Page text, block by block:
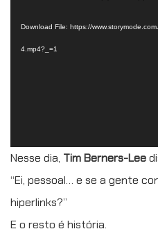
Download File: https://
4.mp4?_=1
Nesse dia, Tim Berners-Lee
“Ei, pessoal… e se a gente
hiperlinks?”
E o resto é história.